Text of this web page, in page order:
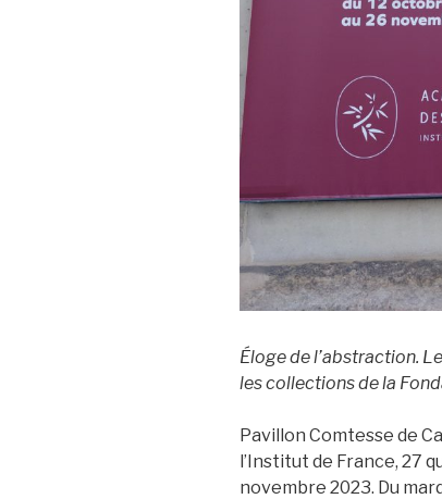
Éloge de l’abstraction.
les collections de la
Pavillon Comtesse de
l’Institut de France, 27
novembre 2023. Du